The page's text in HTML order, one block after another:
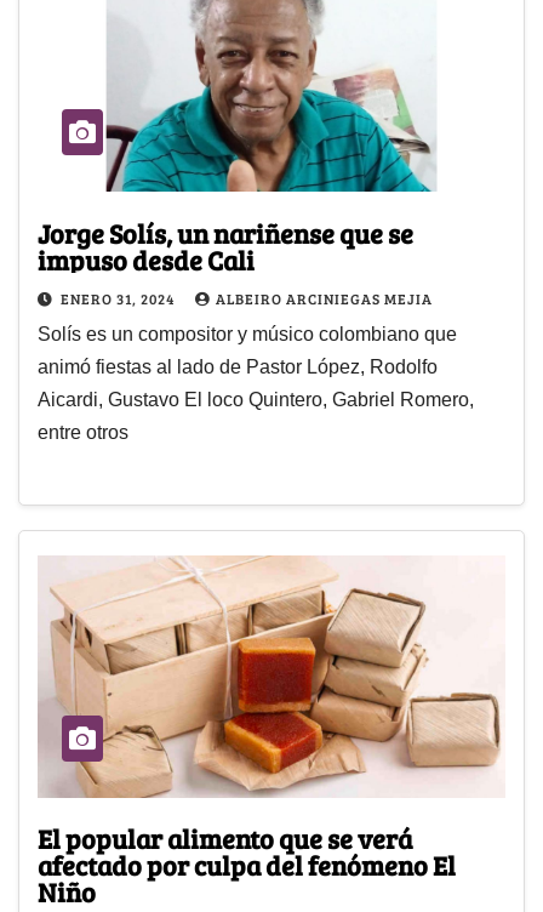
Jorge Solís, un nariñense que se
impuso desde Cali
ENERO 31, 2024 ALBEIRO ARCINIEGAS MEJIA
Solís es un compositor y músico colombiano que
animó fiestas al lado de Pastor López, Rodolfo
Aicardi, Gustavo El loco Quintero, Gabriel Romero,
entre otros
El popular alimento que se verá
afectado por culpa del fenómeno El
Niño